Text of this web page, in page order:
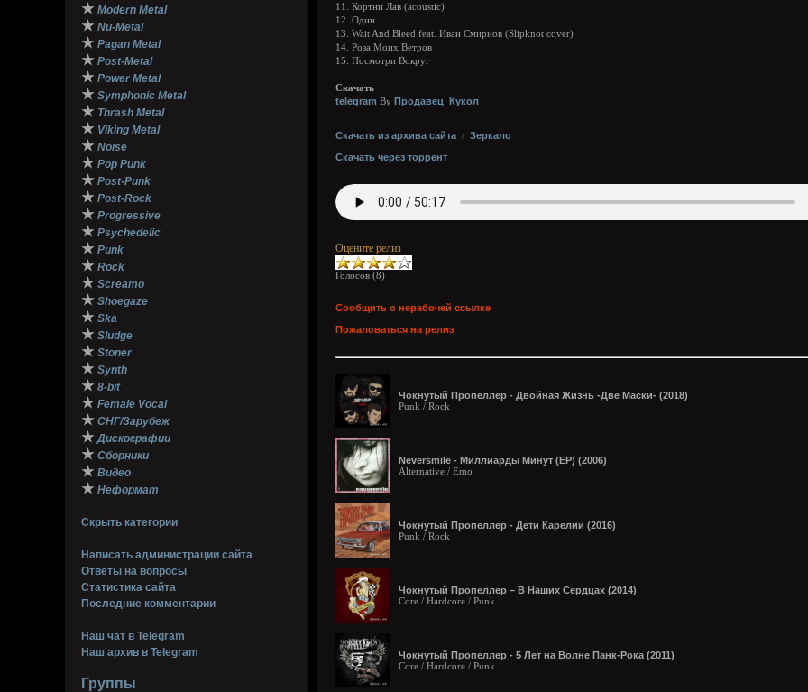
★ Modern Metal
★ Nu-Metal
★ Pagan Metal
★ Post-Metal
★ Power Metal
★ Symphonic Metal
★ Thrash Metal
★ Viking Metal
★ Noise
★ Pop Punk
★ Post-Punk
★ Post-Rock
★ Progressive
★ Psychedelic
★ Punk
★ Rock
★ Screamo
★ Shoegaze
★ Ska
★ Sludge
★ Stoner
★ Synth
★ 8-bit
★ Female Vocal
★ СНГ/Зарубеж
★ Дискографии
★ Сборники
★ Видео
★ Неформат
Скрыть категории
Написать администрации сайта
Ответы на вопросы
Статистика сайта
Последние комментарии
Наш чат в Telegram
Наш архив в Telegram
Группы
11. Кортни Лав (acoustic)
12. Один
13. Wait And Bleed feat. Иван Смирнов (Slipknot cover)
14. Роза Моих Ветров
15. Посмотри Вокруг
Скачать
telegram By Продавец_Кукол
Скачать из архива сайта / Зеркало
Скачать через торрент
Оцените релиз
Голосов (8)
Сообщить о нерабочей ссылке
Пожаловаться на релиз
Чокнутый Пропеллер - Двойная Жизнь -Две Маски- (2018)
Punk / Rock
Neversmile - Миллиарды Минут (EP) (2006)
Alternative / Emo
Чокнутый Пропеллер - Дети Карелии (2016)
Punk / Rock
Чокнутый Пропеллер – В Наших Сердцах (2014)
Core / Hardcore / Punk
Чокнутый Пропеллер - 5 Лет на Волне Панк-Рока (2011)
Core / Hardcore / Punk